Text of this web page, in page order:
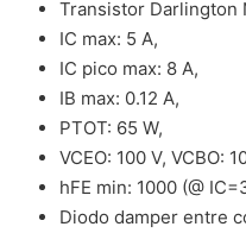
Transistor Darlington
IC max: 5 A,
IC pico max: 8 A,
IB max: 0.12 A,
PTOT: 65 W,
VCEO: 100 V, VCBO:
hFE min: 1000 (@
Diodo damper entre